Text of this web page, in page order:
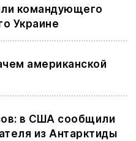
командующего
Украине
американской
в США сообщили
из Антарктиды